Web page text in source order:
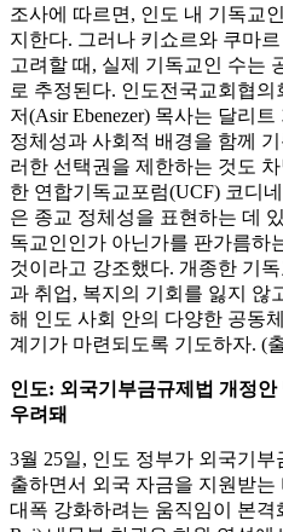
조사에 따르면, 인도 내 기독교
지한다. 그러나 키쇼르와 쿠마
고려할 때, 실제 기독교인 수는
로 추정된다. 인도전국교회협의
저(Asir Ebenezer) 목사는 달리
정체성과 사회적 배경을 함께
러한 선택권을 제한하는 것도
한 연합기독교포럼(UCF) 코디
은 종교 정체성을 표현하는 데
독교인인가 아닌가를 판가름하
것이라고 강조했다. 개종한 기
과 취업, 복지의 기회를 잃지 않
해 인도 사회 안의 다양한 공동
계기가 마련되도록 기도하자. (
인도: 외국기부금규제법 개정
우려돼
3월 25일, 인도 정부가 외국기
출하면서 외국 자금을 지원받
대폭 강화하려는 움직임이 본격